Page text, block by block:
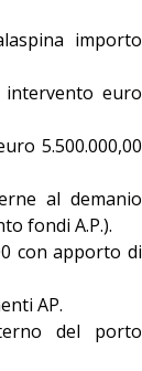
importo
euro
5.500.000,00
al demanio
fondi A.P.).
con apporto di
AP.
del porto